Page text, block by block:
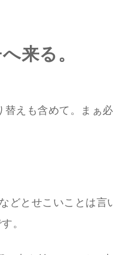
来る。
えも含めて。まぁ
どとせこいことは言
。